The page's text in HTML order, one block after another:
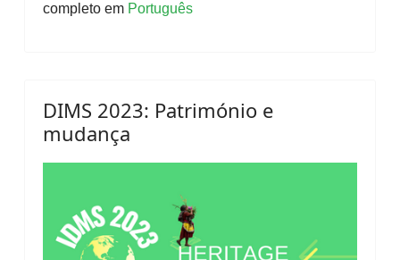
completo em Português
DIMS 2023: Património e
mudança